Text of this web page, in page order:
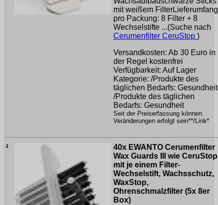
mit weißem FilterLieferumfang
pro Packung: 8 Filter + 8
Wechselstifte ...(Suche nach
Cerumenfilter CeruStop )
Versandkosten: Ab 30 Euro in
der Regel kostenfrei
Verfügbarkeit: Auf Lager
Kategorie: /Produkte des
täglichen Bedarfs: Gesundheit
/Produkte des täglichen
Bedarfs: Gesundheit
Seit der Preiserfassung können
Veränderungen erfolgt sein**/Link*
4
40x EWANTO Cerumenfilter
Wax Guards III wie CeruStop
mit je einem Filter-
Wechselstift, Wachsschutz,
WaxStop,
Ohrenschmalzfilter (5x 8er
Box)